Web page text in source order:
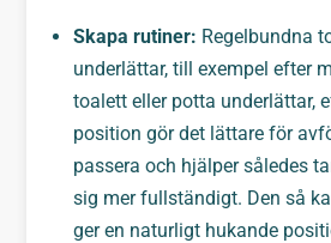
Skapa rutiner: Regelbundna
underlättar, till exempel efter
toalett eller potta underlättar,
position gör det lättare för
passera och hjälper således
sig mer fullständigt. Den så
ger en naturligt hukande